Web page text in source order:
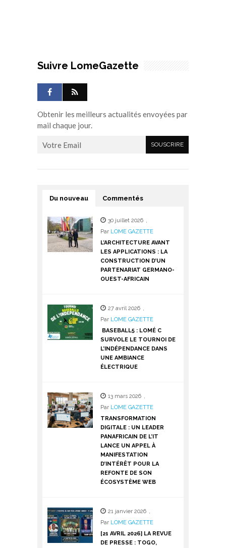
Suivre LomeGazette
Obtenir les meilleurs actualités envoyées par
mail chaque jour.
Du nouveau Commentés
30 juillet 2026 ,
Par LOME GAZETTE
L’ARCHITECTURE AVANT
LES APPLICATIONS : LA
CONSTRUCTION D’UN
PARTENARIAT GERMANO-
OUEST-AFRICAIN
27 avril 2026 ,
Par LOME GAZETTE
BASEBALL5 : LOMÉ C
SURVOLE LE TOURNOI DE
L’INDÉPENDANCE DANS
UNE AMBIANCE
ÉLECTRIQUE
13 mars 2026 ,
Par LOME GAZETTE
TRANSFORMATION
DIGITALE : UN LEADER
PANAFRICAIN DE L’IT
LANCE UN APPEL À
MANIFESTATION
D’INTÉRÊT POUR LA
REFONTE DE SON
ÉCOSYSTÈME WEB
21 janvier 2026 ,
Par LOME GAZETTE
[21 AVRIL 2026] LA REVUE
DE PRESSE : TOGO,